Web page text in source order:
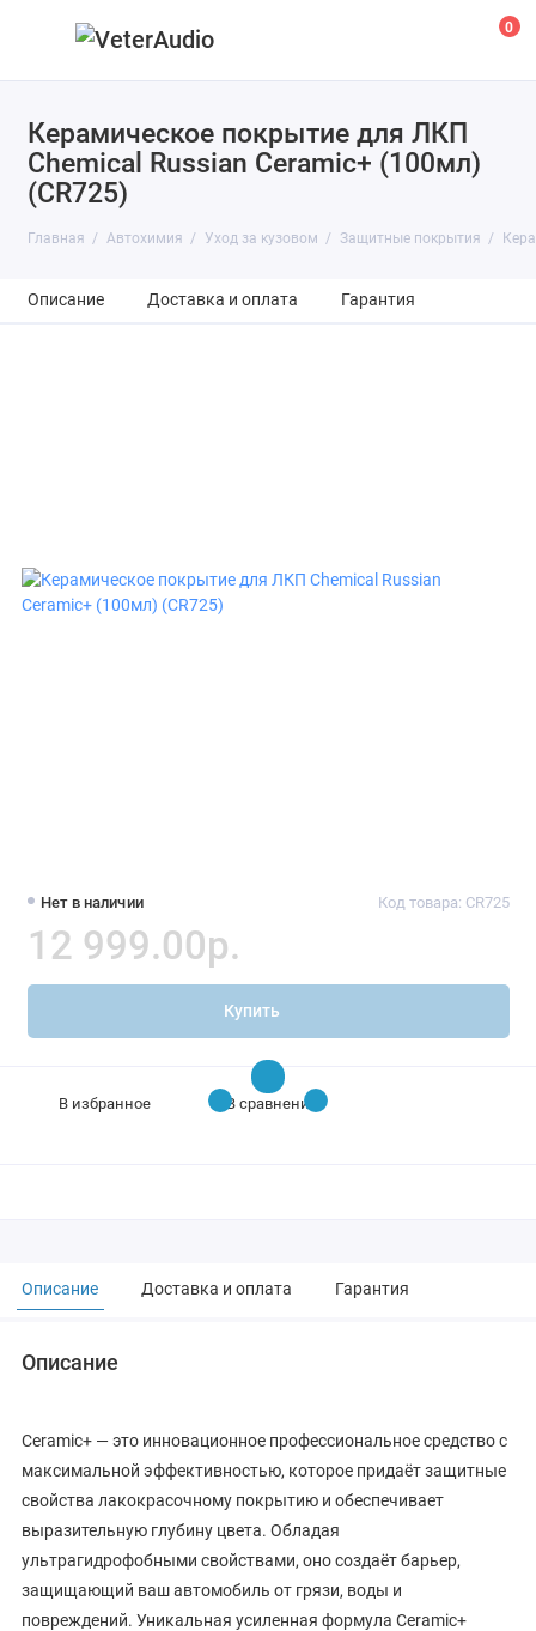
0
Керамическое покрытие для ЛКП
Chemical Russian Ceramic+ (100мл)
(CR725)
Главная Автохимия Уход за кузовом Защитные покрытия
Описание Доставка и оплата Гарантия
Нет в наличии Код товара: CR725
12 999.00р.
Купить
В избранное В сравнение
Описание Доставка и оплата Гарантия
Описание
Ceramic+ — это инновационное профессиональное средство с
максимальной эффективностью, которое придаёт защитные
свойства лакокрасочному покрытию и обеспечивает
выразительную глубину цвета. Обладая
ультрагидрофобными свойствами, оно создаёт барьер,
защищающий ваш автомобиль от грязи, воды и
повреждений. Уникальная усиленная формула Ceramic+